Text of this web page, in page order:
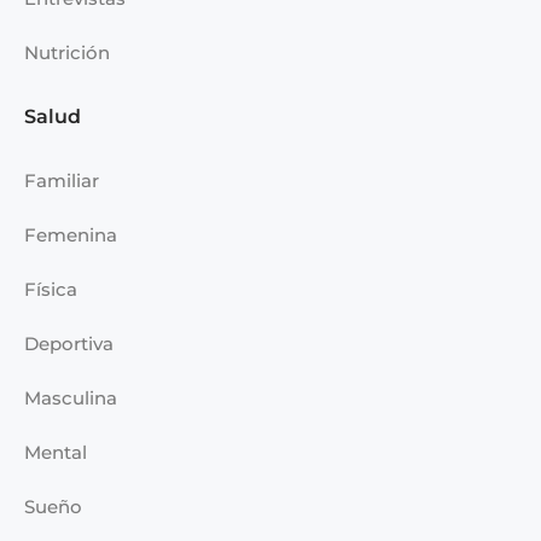
Nutrición
Salud
Familiar
Femenina
Física
Deportiva
Masculina
Mental
Sueño